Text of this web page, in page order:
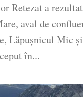
Retezat a
aval de
Lăpușnicul Mic și
în...